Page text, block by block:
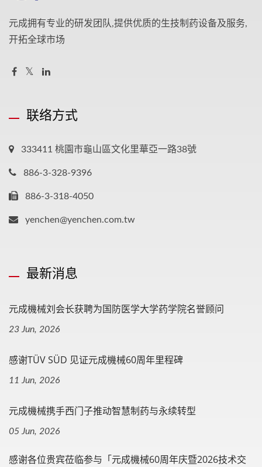
元成拥有专业的研发团队,提供优质的生技制药设备及服务,
开拓全球市场
联络方式
333411 桃園市龜山區文化里華亞一路38號
886-3-328-9396
886-3-318-4050
yenchen@yenchen.com.tw
最新消息
元成機械刘会长获聘为国防医学大学药学院名誉顾问
23 Jun, 2026
感谢TÜV SÜD 见证元成機械60周年里程碑
11 Jun, 2026
元成機械携手西门子推动智慧制药与永续转型
05 Jun, 2026
感谢各位贵宾莅临参与「元成機械60周年庆暨2026技术交